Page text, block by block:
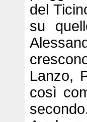
del
su
Lanzo,
così